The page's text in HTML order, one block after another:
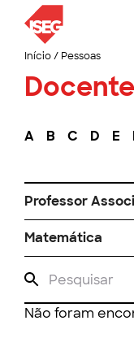
Início/ Pessoas
A B C D E
Professor
Matemática
Não foram